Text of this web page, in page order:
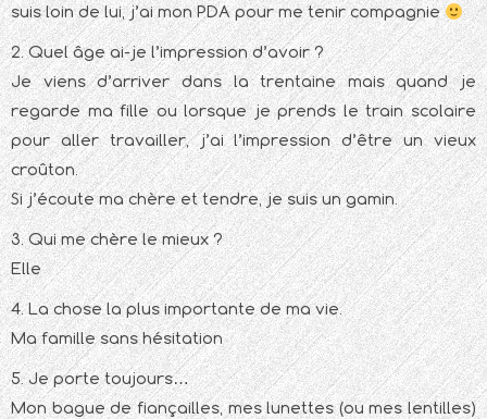
suis loin de lui, j’ai mon PDA pour me tenir compagnie
2. Quel âge ai-je l’impression d’avoir ?
Je viens d’arriver dans la trentaine mais quand je
regarde ma fille ou lorsque je prends le train scolaire
pour aller travailler, j’ai l’impression d’être un vieux
croûton.
Si j’écoute ma chère et tendre, je suis un gamin.
3. Qui me chère le mieux ?
Elle
4. La chose la plus importante de ma vie.
Ma famille sans hésitation
5. Je porte toujours…
Mon bague de fiançailles, mes lunettes (ou mes lentilles)